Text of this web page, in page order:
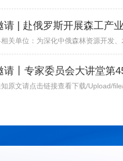
请 | 赴俄罗斯开展森工产